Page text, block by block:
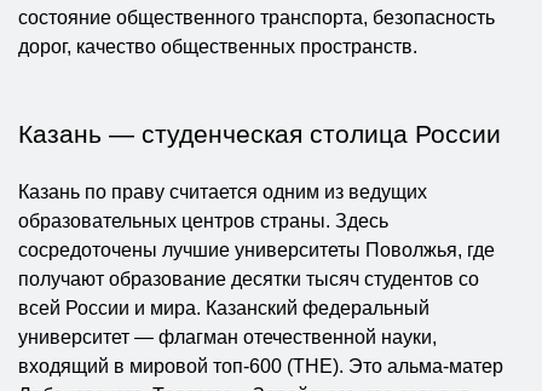
состояние общественного транспорта, безопасность
дорог, качество общественных пространств.
Казань — студенческая столица России
Казань по праву считается одним из ведущих
образовательных центров страны. Здесь
сосредоточены лучшие университеты Поволжья, где
получают образование десятки тысяч студентов со
всей России и мира. Казанский федеральный
университет — флагман отечественной науки,
входящий в мировой топ-600 (THE). Это альма-матер